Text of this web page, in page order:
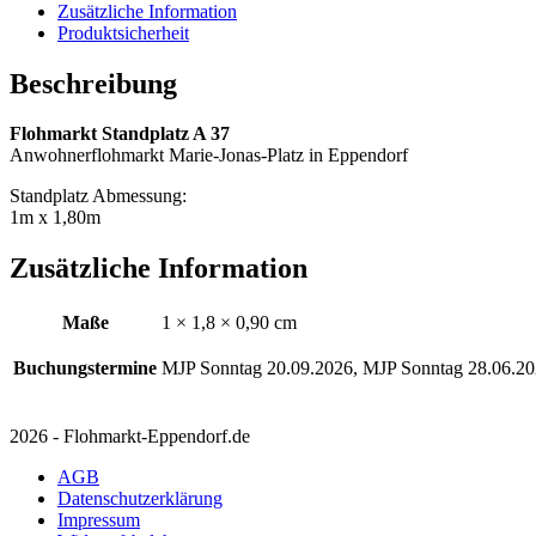
Zusätzliche Information
Produktsicherheit
Beschreibung
Flohmarkt Standplatz A 37
Anwohnerflohmarkt Marie-Jonas-Platz in Eppendorf
Standplatz Abmessung:
1m x 1,80m
Zusätzliche Information
Maße 1 × 1,8 × 0,90 cm
Buchungstermine MJP Sonntag 20.09.2026, MJP Sonntag
2026 - Flohmarkt-Eppendorf.de
AGB
Datenschutzerklärung
Impressum